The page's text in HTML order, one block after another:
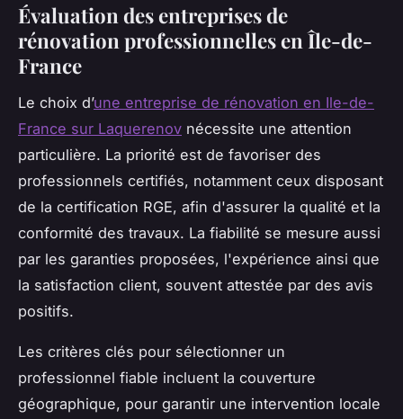
Évaluation des entreprises de
rénovation professionnelles en Île-de-
France
Le choix d’une entreprise de rénovation en Ile-de-
France sur Laquerenov nécessite une attention
particulière. La priorité est de favoriser des
professionnels certifiés, notamment ceux disposant
de la certification RGE, afin d'assurer la qualité et la
conformité des travaux. La fiabilité se mesure aussi
par les garanties proposées, l'expérience ainsi que
la satisfaction client, souvent attestée par des avis
positifs.
Les critères clés pour sélectionner un
professionnel fiable incluent la couverture
géographique, pour garantir une intervention locale